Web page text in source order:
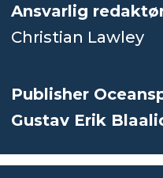
Ansvarlig
Christian Lawley
Publisher
Gustav Erik